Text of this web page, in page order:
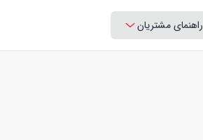
راهنمای مشتریان